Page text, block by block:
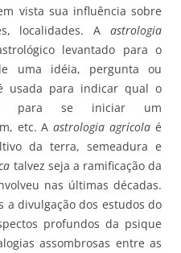
vista sua influência sobre
localidades. A astrologia
levantado para o
uma idéia, pergunta ou
usada para indicar qual o
para se iniciar um
etc. Aastrologia agrícola é
da terra, semeadura e
talvez seja a ramificação da
nas últimas décadas.
a divulgação dos estudos do
profundos da psique
assombrosas entre as